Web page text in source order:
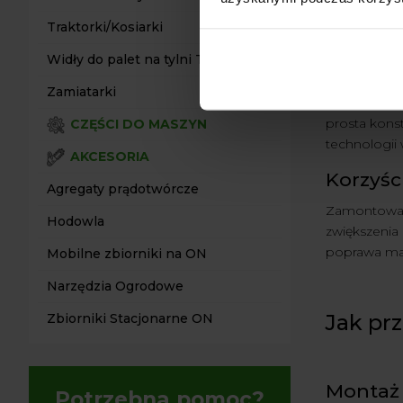
Traktorki/Kosiarki
Widły do palet na tylni TUZ
Zamiatarki
CZĘŚCI DO MASZYN
AKCESORIA
Agregaty prądotwórcze
Hodowla
Mobilne zbiorniki na ON
Narzędzia Ogrodowe
Zbiorniki Stacjonarne ON
Ciągniki
prosta
technologii
poprawa
Jak